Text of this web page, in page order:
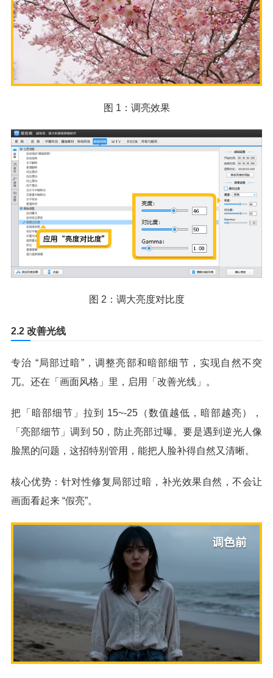
图 1：调亮效果
图 2：调大亮度对比度
2.2 改善光线
专治 “局部过暗”，调整亮部和暗部细节，实现自然不突
兀。还在「画面风格」里，启用「改善光线」。
把「暗部细节」拉到 15~-25（数值越低，暗部越亮），
「亮部细节」调到 50，防止亮部过曝。要是遇到逆光人像
脸黑的问题，这招特别管用，能把人脸补得自然又清晰。
核心优势：针对性修复局部过暗，补光效果自然，不会让
画面看起来 “假亮”。